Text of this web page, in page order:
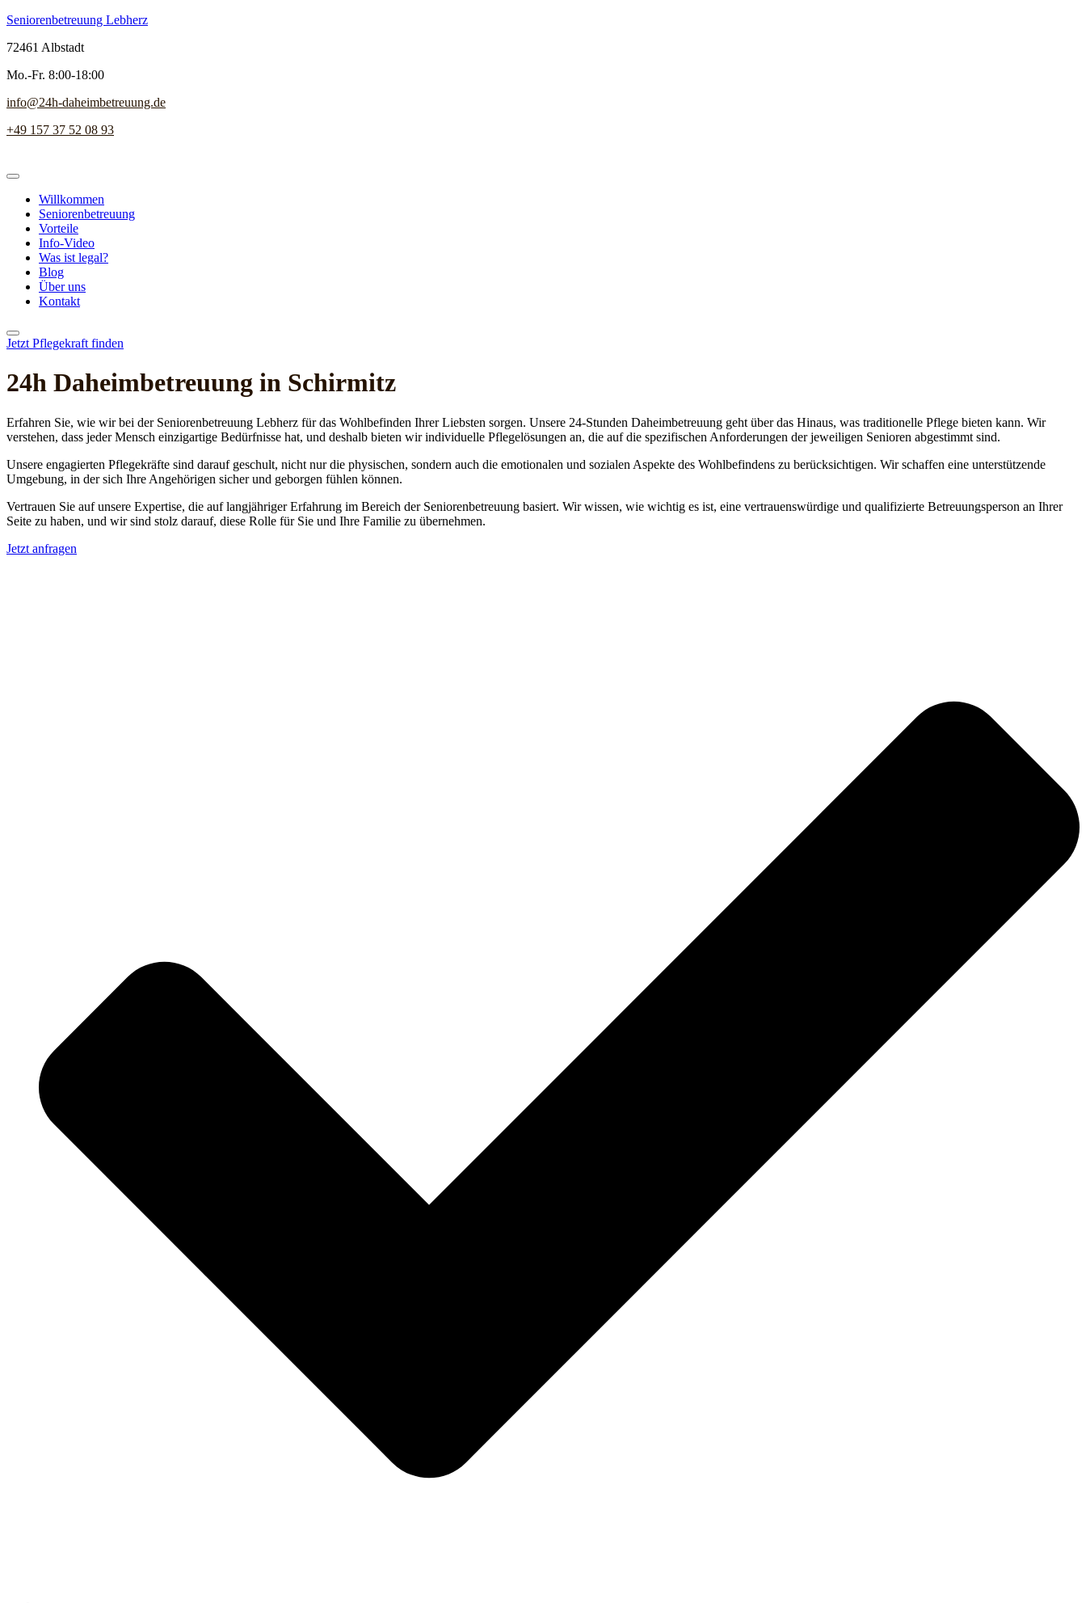
Seniorenbetreuung Lebherz
72461 Albstadt
Mo.-Fr. 8:00-18:00
info@24h-daheimbetreuung.de
+49 157 37 52 08 93
Willkommen
Seniorenbetreuung
Vorteile
Info-Video
Was ist legal?
Blog
Über uns
Kontakt
Jetzt Pflegekraft finden
24h Daheim­betreuung in Schirmitz
Erfahren Sie, wie wir bei der Seniorenbetreuung Lebherz für das Wohlbefinden Ihrer Liebsten sorgen. Unsere 24-Stunden Daheimbetreuung geht über das Hinaus, was traditionelle Pflege bieten kann. Wir
verstehen, dass jeder Mensch einzigartige Bedürfnisse hat, und deshalb bieten wir individuelle Pflegelösungen an, die auf die spezifischen Anforderungen der jeweiligen Senioren abgestimmt sind.
Unsere engagierten Pflegekräfte sind darauf geschult, nicht nur die physischen, sondern auch die emotionalen und sozialen Aspekte des Wohlbefindens zu berücksichtigen. Wir schaffen eine unterstützende
Umgebung, in der sich Ihre Angehörigen sicher und geborgen fühlen können.
Vertrauen Sie auf unsere Expertise, die auf langjähriger Erfahrung im Bereich der Seniorenbetreuung basiert. Wir wissen, wie wichtig es ist, eine vertrauenswürdige und qualifizierte Betreuungsperson an Ihrer
Seite zu haben, und wir sind stolz darauf, diese Rolle für Sie und Ihre Familie zu übernehmen.
Jetzt anfragen